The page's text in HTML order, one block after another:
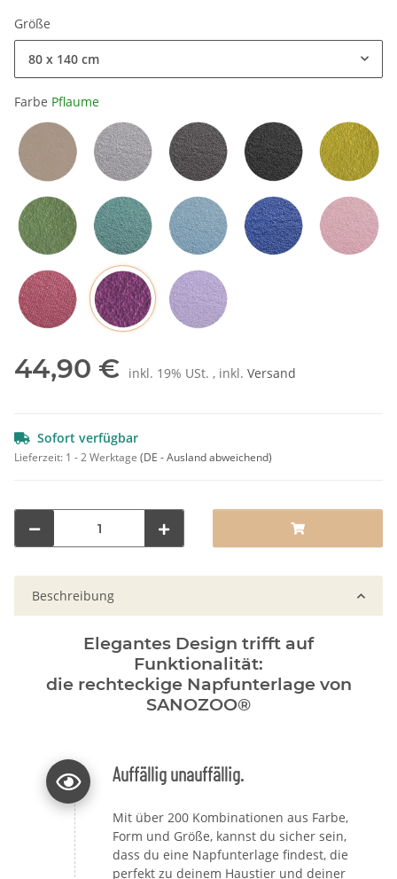
Größe
80 x 140 cm
Farbe Pflaume
Sand / BeigeHellgrau Grau Schwarz
Olivgrün Petrol Hellblau
44,90 € inkl. 19% USt. , inkl. Versand
Sofort verfügbar
Lieferzeit: 1 - 2 Werktage (DE - Ausland abweichend)
Beschreibung
Elegantes Design trifft auf
Funktionalität:
die rechteckige Napfunterlage von
SANOZOO®
Auffällig unauffällig.
Mit über 200 Kombinationen aus Farbe,
Form und Größe, kannst du sicher sein,
dass du eine Napfunterlage findest, die
perfekt zu deinem Haustier und deiner